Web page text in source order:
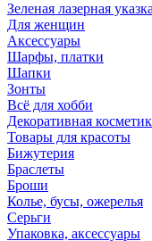
Зеленая лазерная
Для женщин
Аксессуары
Шарфы, платки
Шапки
Зонты
Всё для хобби
Декоративная
Товары для красоты
Бижутерия
Браслеты
Броши
Колье, бусы, ожерелья
Серьги
Упаковка, аксессуары